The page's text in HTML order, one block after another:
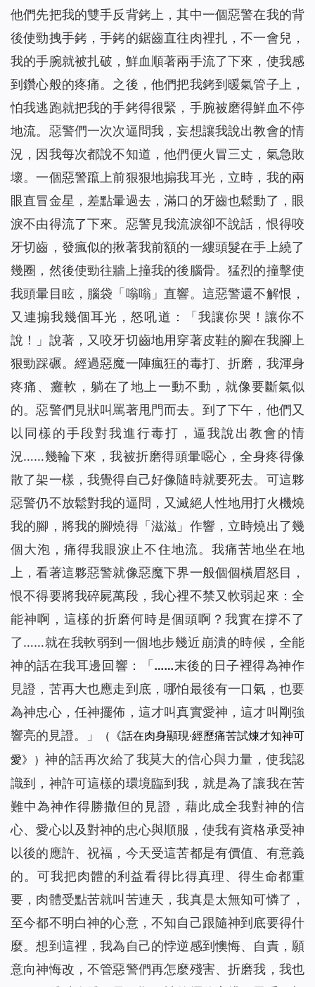
他們先把我的雙手反背銬上，其中一個惡警在我的背
後使勁拽手銬，手銬的鋸齒直往肉裡扎，不一會兒，
我的手腕就被扎破，鮮血順著兩手流了下來，使我感
到鑽心般的疼痛。之後，他們把我銬到暖氣管子上，
怕我逃跑就把我的手銬得很緊，手腕被磨得鮮血不停
地流。惡警們一次次逼問我，妄想讓我說出教會的情
況，因我每次都說不知道，他們便火冒三丈，氣急敗
壞。一個惡警躥上前狠狠地搧我耳光，立時，我的兩
眼直冒金星，差點暈過去，滿口的牙齒也鬆動了，眼
淚不由得流了下來。惡警見我流淚卻不說話，恨得咬
牙切齒，發瘋似的揪著我前額的一縷頭髮在手上繞了
幾圈，然後使勁往牆上撞我的後腦骨。猛烈的撞擊使
我頭暈目眩，腦袋「嗡嗡」直響。這惡警還不解恨，
又連搧我幾個耳光，怒吼道：「我讓你哭！讓你不
說！」說著，又咬牙切齒地用穿著皮鞋的腳在我腳上
狠勁踩碾。經過惡魔一陣瘋狂的毒打、折磨，我渾身
疼痛、癱軟，躺在了地上一動不動，就像要斷氣似
的。惡警們見狀叫罵著甩門而去。到了下午，他們又
以同樣的手段對我進行毒打，逼我說出教會的情
況……幾輪下來，我被折磨得頭暈噁心，全身疼得像
散了架一樣，我覺得自己好像隨時就要死去。可這夥
惡警仍不放鬆對我的逼問，又滅絕人性地用打火機燒
我的腳，將我的腳燒得「滋滋」作響，立時燒出了幾
個大泡，痛得我眼淚止不住地流。我痛苦地坐在地
上，看著這夥惡警就像惡魔下界一般個個橫眉怒目，
恨不得要將我碎屍萬段，我心裡不禁又軟弱起來：全
能神啊，這樣的折磨何時是個頭啊？我實在撐不了
了……就在我軟弱到一個地步幾近崩潰的時候，全能
神的話在我耳邊回響：
「……末後的日子裡得為神作
見證，苦再大也應走到底，哪怕最後有一口氣，也要
為神忠心，任神擺佈，這才叫真實愛神，這才叫剛強
響亮的見證。」
（《話在肉身顯現·經歷痛苦試煉才知神可
愛》）神的話再次給了我莫大的信心與力量，使我認
識到，神許可這樣的環境臨到我，就是為了讓我在苦
難中為神作得勝撒但的見證，藉此成全我對神的信
心、愛心以及對神的忠心與順服，使我有資格承受神
以後的應許、祝福，今天受這苦都是有價值、有意義
的。可我把肉體的利益看得比得真理、得生命都重
要，肉體受點苦就叫苦連天，我真是太無知可憐了，
至今都不明白神的心意，不知自己跟隨神到底要得什
麼。想到這裡，我為自己的悖逆感到懊悔、自責，願
意向神悔改，不管惡警們再怎麼殘害、折磨我，我也